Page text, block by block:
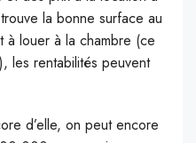
la bonne surface au
à louer à la chambre (ce
les rentabilités peuvent
d’elle, on peut encore